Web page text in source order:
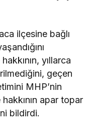
ilçesine bağlı
yıllarca
geçen
MHP’nin
hakkının apar topar
bildirdi.